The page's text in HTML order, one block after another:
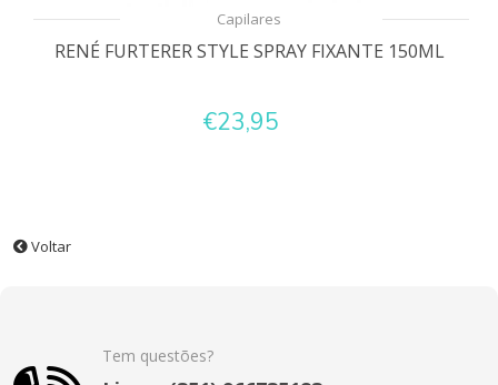
Capilares
RENÉ FURTERER STYLE SPRAY FIXANTE 150ML
€23,95
Voltar
Tem questões?